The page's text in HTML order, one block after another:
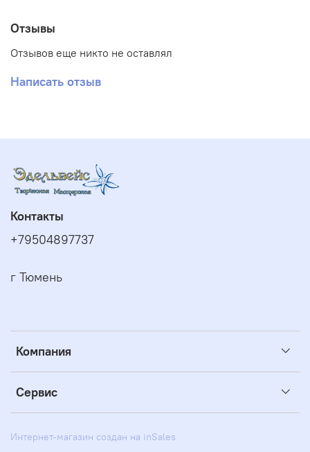
Отзывы
Отзывов еще никто не оставлял
Написать отзыв
Компания
Сервис
Контакты
+79504897737
г Тюмень
Интернет-магазин создан на inSales